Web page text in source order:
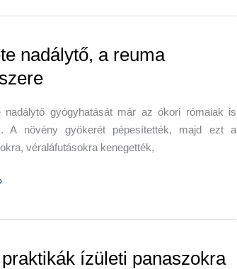
nadálytő, a reuma
nadálytő gyógyhatását már az ókori rómaiak is
A növény gyökerét pépesítették, majd ezt a
véraláfutásokra kenegették,
ízületi panaszokra